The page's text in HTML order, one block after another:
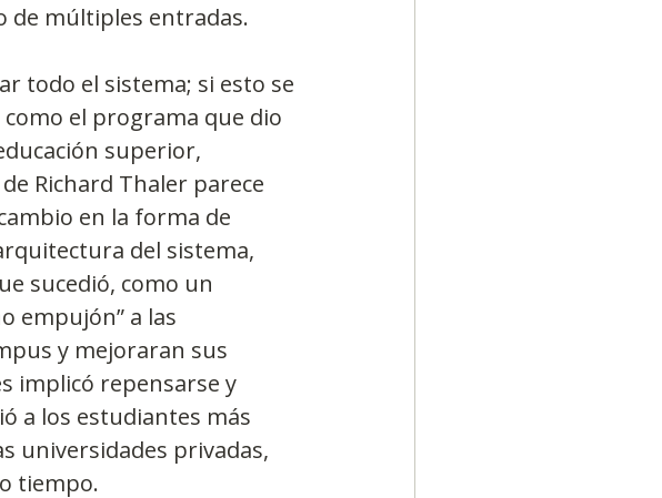
de múltiples entradas.
todo el sistema; si esto se
el programa que dio
superior,
Richard Thaler parece
en la forma de
del sistema,
sucedió, como un
empujón” a las
y mejoraran sus
implicó repensarse y
a los estudiantes más
universidades privadas,
tiempo.